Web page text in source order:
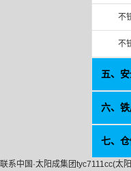
不
不
五、
六、
七、
联系中国·太阳成集团tyc7111cc(太